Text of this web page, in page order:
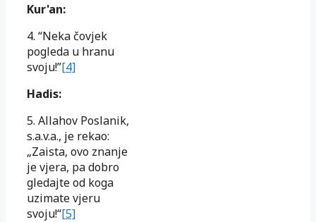
Kur'an:
4. “Neka čovjek
pogleda u hranu
svoju!”[4]
Hadis:
5. Allahov Poslanik,
s.a.v.a., je rekao:
„Zaista, ovo znanje
je vjera, pa dobro
gledajte od koga
uzimate vjeru
svoju!“[5]